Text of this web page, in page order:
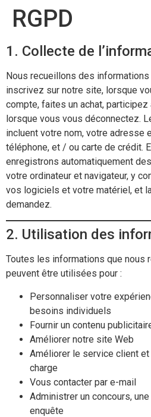
RGPD
1. Collecte de
Nous recueillons des
inscrivez sur notre site, lorsque
compte, faites un achat, participez
lorsque vous vous déconnectez.
incluent votre nom, votre adresse
téléphone, et / ou carte de crédit.
enregistrons automatiquement
votre ordinateur et navigateur, y
vos logiciels et votre matériel, et
demandez.
2. Utilisation des
Toutes les informations que nous
peuvent être utilisées pour :
Personnaliser votre
besoins individuels
Fournir un contenu
Améliorer notre site Web
Améliorer le service client
charge
Vous contacter par e-mail
Administrer un concours,
enquête